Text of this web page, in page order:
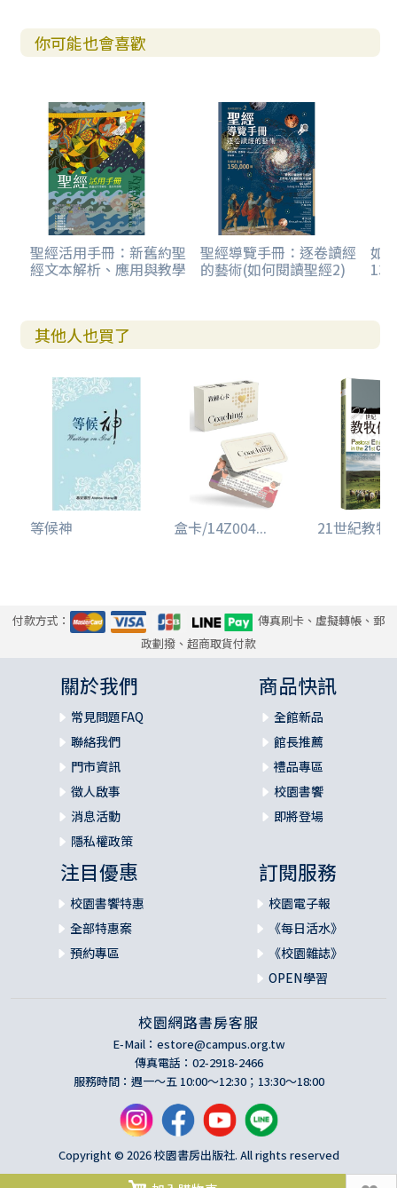
你可能也會喜歡
聖經活用手冊：新舊約聖
經文本解析、應用與教學
聖經導覽手冊：逐卷讀經
的藝術(如何閱讀聖經2)
如
13
其他人也買了
等候神 盒卡/14Z004... 21世紀教牧
付款方式：
傳真刷卡、虛擬轉帳、郵
政劃撥、超商取貨付款
關於我們
常見問題FAQ
聯絡我們
門市資訊
徵人啟事
消息活動
隱私權政策
商品快訊
全館新品
館長推薦
禮品專區
校園書饗
即將登場
注目優惠
校園書饗特惠
全部特惠案
預約專區
訂閱服務
校園電子報
《每日活水》
《校園雜誌》
OPEN學習
校園網路書房客服
E-Mail： estore@campus.org.tw
傳真電話：02-2918-2466
服務時間：週一～五 10:00～12:30；13:30～18:00
Copyright © 2026 校園書房出版社. All rights reserved